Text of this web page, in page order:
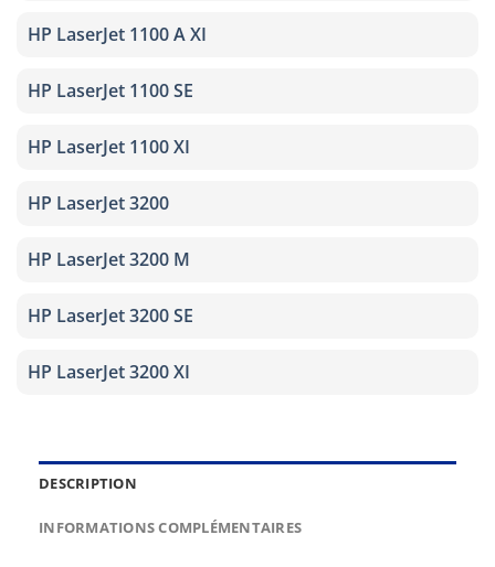
HP LaserJet 1100 A XI
HP LaserJet 1100 SE
HP LaserJet 1100 XI
HP LaserJet 3200
HP LaserJet 3200 M
HP LaserJet 3200 SE
HP LaserJet 3200 XI
DESCRIPTION
INFORMATIONS COMPLÉMENTAIRES